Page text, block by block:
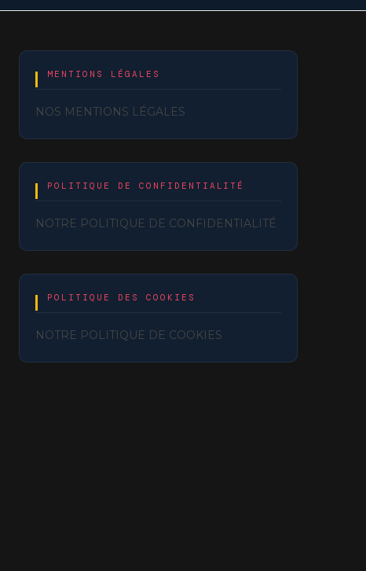
MENTIONS LÉGALES
NOS MENTIONS LÉGALES
POLITIQUE DE CONFIDENTIALITÉ
NOTRE POLITIQUE DE CONFIDENTIALITÉ
POLITIQUE DES COOKIES
NOTRE POLITIQUE DE COOKIES